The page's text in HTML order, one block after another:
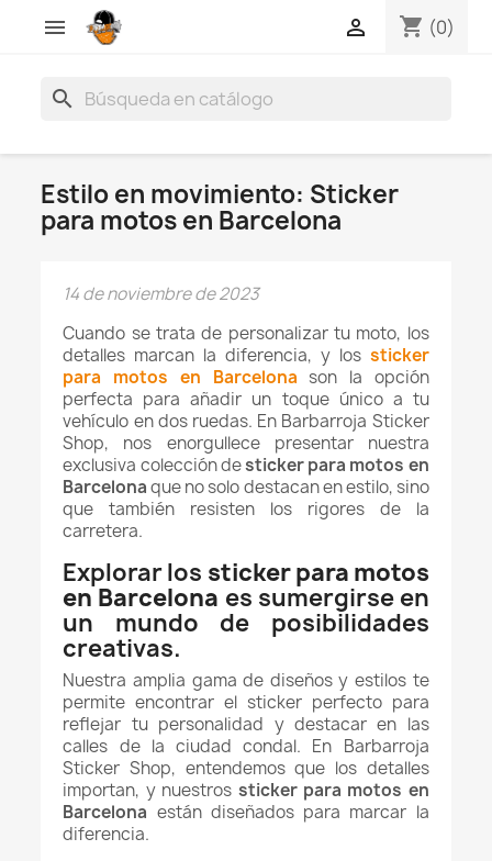
 shopping_cart (0)

search
Estilo en movimiento: Sticker
para motos en Barcelona
14 de noviembre de 2023
Cuando se trata de personalizar tu moto, los
detalles marcan la diferencia, y los sticker
para motos en Barcelona son la opción
perfecta para añadir un toque único a tu
vehículo en dos ruedas. En Barbarroja Sticker
Shop, nos enorgullece presentar nuestra
exclusiva colección desticker para motos en
Barcelonaque no solo destacan en estilo, sino
que también resisten los rigores de la
carretera.
Explorar los sticker para motos
en Barcelona es sumergirse en
un mundo de posibilidades
creativas.
Nuestra amplia gama de diseños y estilos te
permite encontrar el sticker perfecto para
reflejar tu personalidad y destacar en las
calles de la ciudad condal. En Barbarroja
Sticker Shop, entendemos que los detalles
importan, y nuestros sticker para motos en
Barcelona están diseñados para marcar la
diferencia.